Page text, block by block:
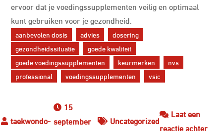
ervoor dat je voedingssupplementen veilig en optimaal
kunt gebruiken voor je gezondheid.
aanbevolen dosis advies
dosering
gezondheidssituatie
goede kwaliteit
goede voedingssupplementen
keurmerken
nvs
professional
voedingssupplementen vsic
15
september
Uncategorized
Laat een
reactie achterop